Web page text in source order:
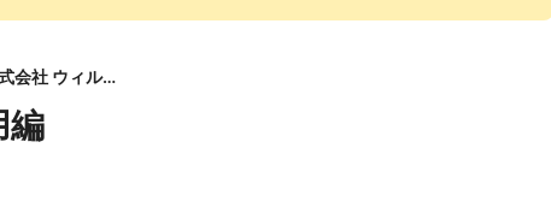
株式会社 ウィルド
編